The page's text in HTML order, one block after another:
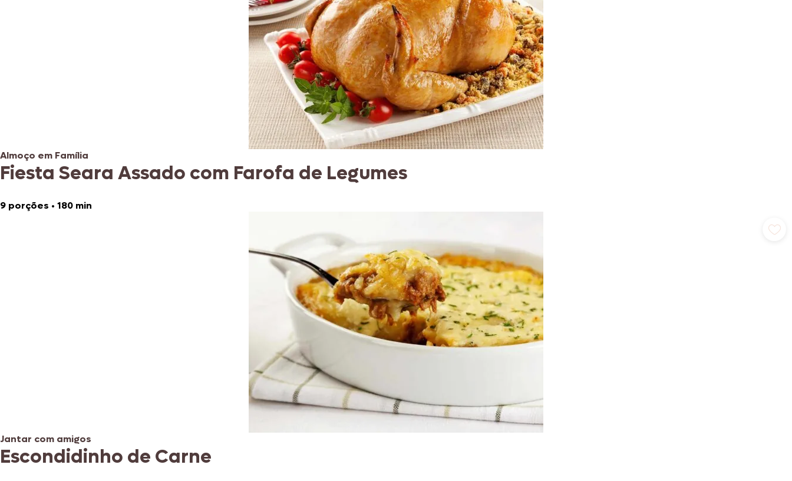
Almoço em Família
Fiesta Seara Assado com Farofa de Legumes
9 porções • 180 min
Jantar com amigos
Escondidinho de Carne